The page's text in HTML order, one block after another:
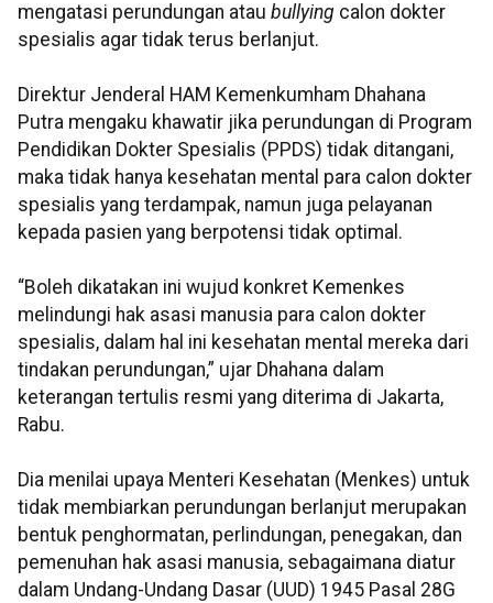
mengatasi perundungan atau bullying calon dokter
spesialis agar tidak terus berlanjut.
Direktur Jenderal HAM Kemenkumham Dhahana
Putra mengaku khawatir jika perundungan di Program
Pendidikan Dokter Spesialis (PPDS) tidak ditangani,
maka tidak hanya kesehatan mental para calon dokter
spesialis yang terdampak, namun juga pelayanan
kepada pasien yang berpotensi tidak optimal.
“Boleh dikatakan ini wujud konkret Kemenkes
melindungi hak asasi manusia para calon dokter
spesialis, dalam hal ini kesehatan mental mereka dari
tindakan perundungan,” ujar Dhahana dalam
keterangan tertulis resmi yang diterima di Jakarta,
Rabu.
Dia menilai upaya Menteri Kesehatan (Menkes) untuk
tidak membiarkan perundungan berlanjut merupakan
bentuk penghormatan, perlindungan, penegakan, dan
pemenuhan hak asasi manusia, sebagaimana diatur
dalam Undang-Undang Dasar (UUD) 1945 Pasal 28G